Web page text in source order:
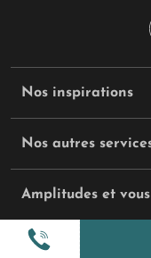
Nos inspirations
Nos autres
Amplitudes et vous